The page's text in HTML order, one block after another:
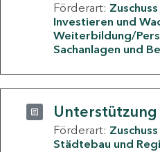
Förderart: Zuschuss
Investieren und
Weiterbildung/
Sachanlagen und
Förderart: Zuschuss
Städtebau und